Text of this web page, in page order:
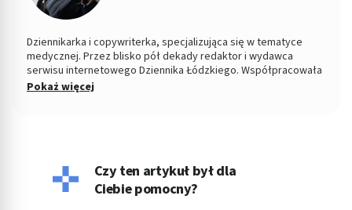
Dziennikarka i copywriterka, specjalizująca się w tematyce
medycznej. Przez blisko pół dekady redaktor i wydawca
serwisu internetowego Dziennika Łódzkiego. Współpracowała
z łódzkim ośrodkiem TVP. Absolwentka Filozofii oraz
Pokaż więcej
Czy ten artykuł był dla
Ciebie pomocny?